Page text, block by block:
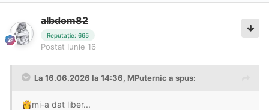
aIbdom82
Reputație: 665
Postat Iunie 16
La 16.06.2026 la 14:36, MPuternic a spus:
👸mi-a dat liber...